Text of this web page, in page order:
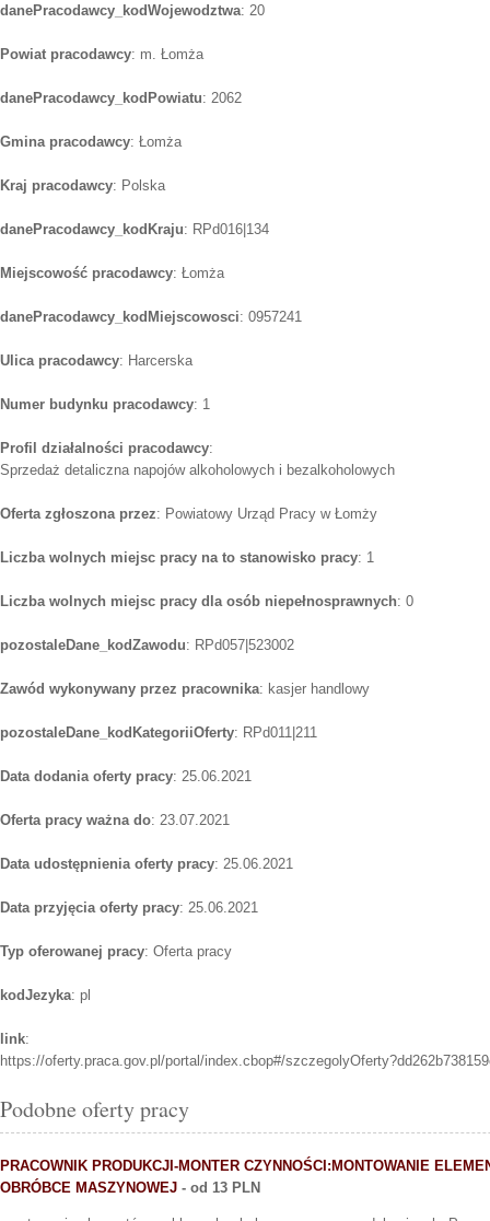
danePracodawcy_kodWojewodztwa: 20
Powiat pracodawcy: m. Łomża
danePracodawcy_kodPowiatu: 2062
Gmina pracodawcy: Łomża
Kraj pracodawcy: Polska
danePracodawcy_kodKraju: RPd016|134
Miejscowość pracodawcy: Łomża
danePracodawcy_kodMiejscowosci: 0957241
Ulica pracodawcy: Harcerska
Numer budynku pracodawcy: 1
Profil działalności pracodawcy:
Sprzedaż detaliczna napojów alkoholowych i bezalkoholowych
Oferta zgłoszona przez: Powiatowy Urząd Pracy w Łomży
Liczba wolnych miejsc pracy na to stanowisko pracy: 1
Liczba wolnych miejsc pracy dla osób niepełnosprawnych: 0
pozostaleDane_kodZawodu: RPd057|523002
Zawód wykonywany przez pracownika: kasjer handlowy
pozostaleDane_kodKategoriiOferty: RPd011|211
Data dodania oferty pracy: 25.06.2021
Oferta pracy ważna do: 23.07.2021
Data udostępnienia oferty pracy: 25.06.2021
Data przyjęcia oferty pracy: 25.06.2021
Typ oferowanej pracy: Oferta pracy
kodJezyka: pl
link:
https://oferty.praca.gov.pl/portal/index.cbop#/
Podobne oferty pracy
PRACOWNIK PRODUKCJI-MONTER CZYNNOŚCI:MONTOWANIE
OBRÓBCE MASZYNOWEJ - od 13 PLN